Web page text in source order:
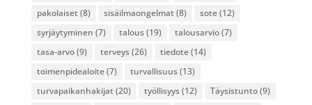
pakolaiset (8) sisäilmaongelmat (8) sote(12)
syrjäytyminen (7) talous(19) talousarvio(7)
tasa-arvo(9) terveys(26) tiedote(14)
toimenpidealoite(7) turvallisuus(13)
turvapaikanhakijat (20) työllisyys(12) Täysistunto(9)